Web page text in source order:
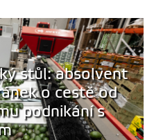
stůl: absolvent
o cestě od
podnikání s